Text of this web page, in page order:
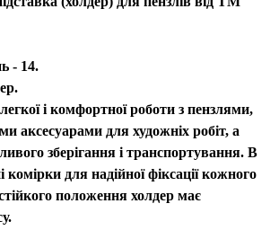
- 14.
і комфортної роботи з пензлями,
аксесуарами для художніх робіт, а
зберігання і транспортування. В
комірки для надійної фіксації кожного
положення холдер має